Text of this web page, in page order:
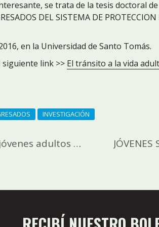
se trata de la tesis doctoral
DEL SISTEMA DE
en la Universidad de Santo Tomás.
siguiente link >> El tránsito a la vida
INVESTIGACIÓN
En Argentina, una ayuda para los jóvenes adultos que salen de los hogares estatales – Global Press Journal